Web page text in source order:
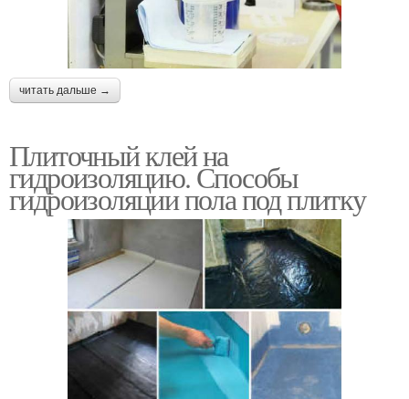
читать дальше →
Плиточный клей на
гидроизоляцию. Способы
гидроизоляции пола под плитку